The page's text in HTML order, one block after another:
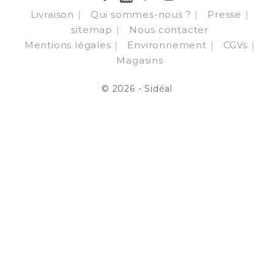
Livraison Qui sommes-nous ?
Presse
sitemap
Nous contacter
Mentions légales
Environnement
CGVs
Magasins
© 2026 - Sidéal